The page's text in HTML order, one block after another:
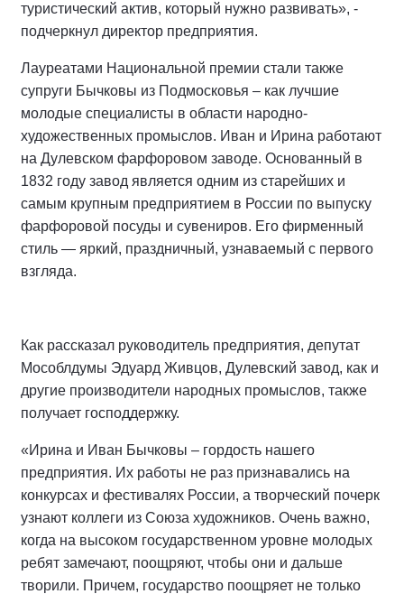
туристический актив, который нужно развивать», -
подчеркнул директор предприятия.
Лауреатами Национальной премии стали также
супруги Бычковы из Подмосковья – как лучшие
молодые специалисты в области народно-
художественных промыслов. Иван и Ирина работают
на Дулевском фарфоровом заводе. Основанный в
1832 году завод является одним из старейших и
самым крупным предприятием в России по выпуску
фарфоровой посуды и сувениров. Его фирменный
стиль — яркий, праздничный, узнаваемый с первого
взгляда.
Как рассказал руководитель предприятия, депутат
Мособлдумы Эдуард Живцов, Дулевский завод, как и
другие производители народных промыслов, также
получает господдержку.
«Ирина и Иван Бычковы – гордость нашего
предприятия. Их работы не раз признавались на
конкурсах и фестивалях России, а творческий почерк
узнают коллеги из Союза художников. Очень важно,
когда на высоком государственном уровне молодых
ребят замечают, поощряют, чтобы они и дальше
творили. Причем, государство поощряет не только